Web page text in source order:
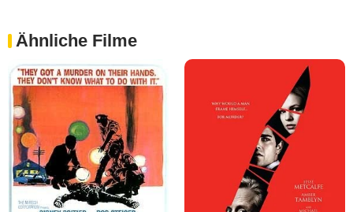
Ähnliche Filme